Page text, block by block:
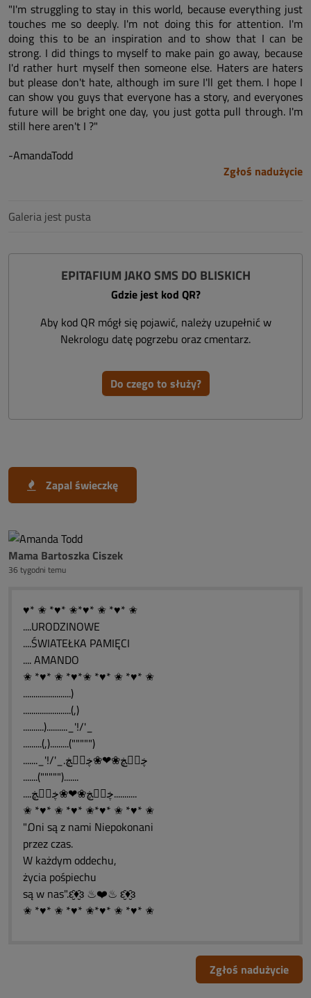
"I'm struggling to stay in this world, because everything just
touches me so deeply. I'm not doing this for attention. I'm
doing this to be an inspiration and to show that I can be
strong. I did things to myself to make pain go away, because
I'd rather hurt myself then someone else. Haters are haters
but please don't hate, although im sure I'll get them. I hope I
can show you guys that everyone has a story, and everyones
future will be bright one day, you just gotta pull through. I'm
still here aren't I ?"
-AmandaTodd
Zgłoś nadużycie
Galeria jest pusta
EPITAFIUM JAKO SMS DO BLISKICH
Gdzie jest kod QR?
Aby kod QR mógł się pojawić, należy uzupełnić w
Nekrologu datę pogrzebu oraz cmentarz.
Do czego to służy?
Zapal świeczkę
Mama Bartoszka Ciszek
36 tygodni temu
♥* ✬ *♥* ✬*♥* ✬ *♥* ✬
....URODZINOWE
....ŚWIATEŁKA PAMIĘCI
.... AMANDO
✬ *♥* ✬ *♥*✬ *♥* ✬ *♥* ✬
.......................)
.......................(,)
..........).........._'!/'_
.........(,).........(""""")
......._'!/'_.ڿڰۣڿ❀❤❀ڿڰۣڿ
.......(""""").......
....ڿڰۣڿ❀❤❀ڿڰۣڿ...........
✬ *♥* ✬ *♥* ✬*♥* ✬ *♥* ✬
".Oni są z nami Niepokonani
przez czas.
W każdym oddechu,
życia pośpiechu
są w nas".ԑ̮̑♦̮̑ɜ ♨❤️♨ ԑ̮̑♦̮̑ɜ
✬ *♥* ✬ *♥* ✬*♥* ✬ *♥* ✬
Zgłoś nadużycie